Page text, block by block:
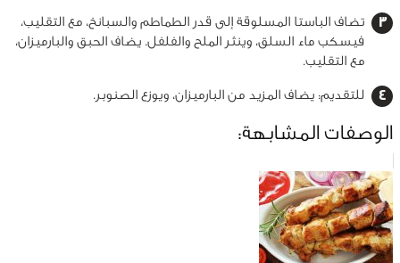
تضاف الباستا المسلوقة إلى قدر الطماطم والسبانخ، مع التقليب،
فيسكب ماء السلق، وينثر الملح والفلفل. يضاف الحبق والبارميزان،
مع التقليب.
للتقديم: يضاف المزيد من البارميزان، ويوزع الصنوبر.
الوصفات المشابهة: